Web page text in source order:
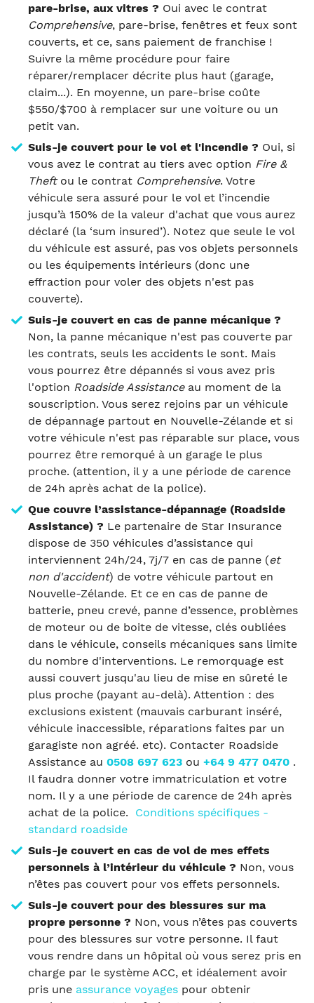
pare-brise, aux vitres ? Oui avec le contrat
Comprehensive, pare-brise, fenêtres et feux sont
couverts, et ce, sans paiement de franchise !
Suivre la même procédure pour faire
réparer/remplacer décrite plus haut (garage,
claim...). En moyenne, un pare-brise coûte
$550/$700 à remplacer sur une voiture ou un
petit van.
Suis-je couvert pour le vol et l'incendie ? Oui, si
vous avez le contrat au tiers avec option Fire &
Theftou le contrat Comprehensive. Votre
véhicule sera assuré pour le vol et l’incendie
jusqu’à 150% de la valeur d'achat que vous aurez
déclaré (la ‘sum insured’). Notez que seule le vol
du véhicule est assuré, pas vos objets personnels
ou les équipements intérieurs (donc une
effraction pour voler des objets n'est pas
couverte).
Suis-je couvert en cas de panne mécanique ?
Non, la panne mécanique n'est pas couverte par
les contrats, seuls les accidents le sont. Mais
vous pourrez être dépannés si vous avez pris
l'option Roadside Assistanceau moment de la
souscription. Vous serez rejoins par un véhicule
de dépannage partout en Nouvelle-Zélande et si
votre véhicule n'est pas réparable sur place, vous
pourrez être remorqué à un garage le plus
proche. (attention, il y a une période de carence
de 24h après achat de la police).
Que couvre l’assistance-dépannage (Roadside
Assistance) ? Le partenaire de Star Insurance
dispose de 350 véhicules d’assistance qui
interviennent 24h/24, 7j/7 en cas de panne (et
non d'accident) de votre véhicule partout en
Nouvelle-Zélande. Et ce en cas de panne de
batterie, pneu crevé, panne d’essence, problèmes
de moteur ou de boite de vitesse, clés oubliées
dans le véhicule, conseils mécaniques sans limite
du nombre d'interventions. Le remorquage est
aussi couvert jusqu'au lieu de mise en sûreté le
plus proche (payant au-delà). Attention : des
exclusions existent (mauvais carburant inséré,
véhicule inaccessible, réparations faites par un
garagiste non agréé. etc). Contacter Roadside
Assistance au 0508 697 623 ou +64 9 477 0470 .
Il faudra donner votre immatriculation et votre
nom. Il y a une période de carence de 24h après
achat de la police.
Conditions spécifiques -
standard roadside
Suis-je couvert en cas de vol de mes effets
personnels à l’intérieur du véhicule ? Non, vous
n’êtes pas couvert pour vos effets personnels.
Suis-je couvert pour des blessures sur ma
propre personne ? Non, vous n’êtes pas couverts
pour des blessures sur votre personne. Il faut
vous rendre dans un hôpital où vous serez pris en
charge par le système ACC, et idéalement avoir
pris une assurance voyages pour obtenir